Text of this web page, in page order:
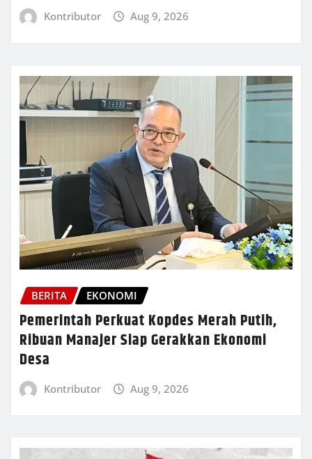
Kontributor Aug 9, 2026
BERITA EKONOMI
Pemerintah Perkuat Kopdes Merah Putih,
Ribuan Manajer Siap Gerakkan Ekonomi
Desa
Kontributor Aug 9, 2026